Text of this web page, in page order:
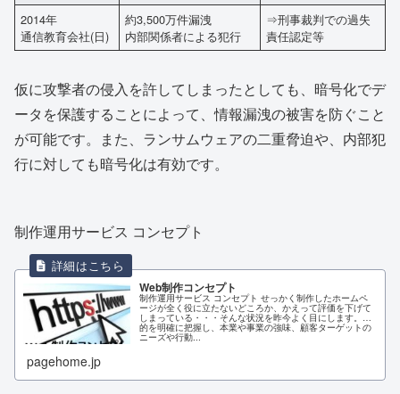
2014年
通信教育会社(日)
約3,500万件漏洩
内部関係者による犯行
⇒刑事裁判での過失
責任認定等
仮に攻撃者の侵入を許してしまったとしても、暗号化でデ
ータを保護することによって、情報漏洩の被害を防ぐこと
が可能です。また、ランサムウェアの二重脅迫や、内部犯
行に対しても暗号化は有効です。
制作運用サービス コンセプト
Web制作コンセプト
制作運用サービス コンセプト せっかく制作したホームペ
ージが全く役に立たないどころか、かえって評価を下げて
しまっている・・・そんな状況を昨今よく目にします。目
的を明確に把握し、本業や事業の強味、顧客ターゲットの
ニーズや行動...
pagehome.jp